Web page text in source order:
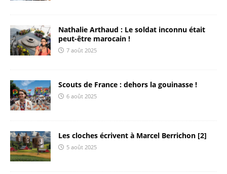
Nathalie Arthaud : Le soldat inconnu était
peut-être marocain !
7 août 2025
Scouts de France : dehors la gouinasse !
6 août 2025
Les cloches écrivent à Marcel Berrichon [2]
5 août 2025